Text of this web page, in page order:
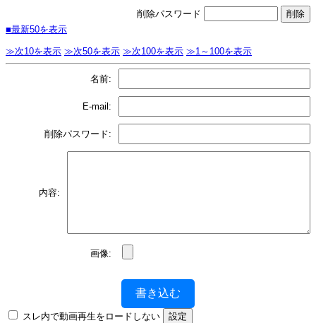
削除パスワード
■最新50を表示
≫次10を表示 ≫次50を表示 ≫次100を表示 ≫1～100を表示
名前:
E-mail:
削除パスワード:
内容:
画像:
書き込む
スレ内で動画再生をロードしない